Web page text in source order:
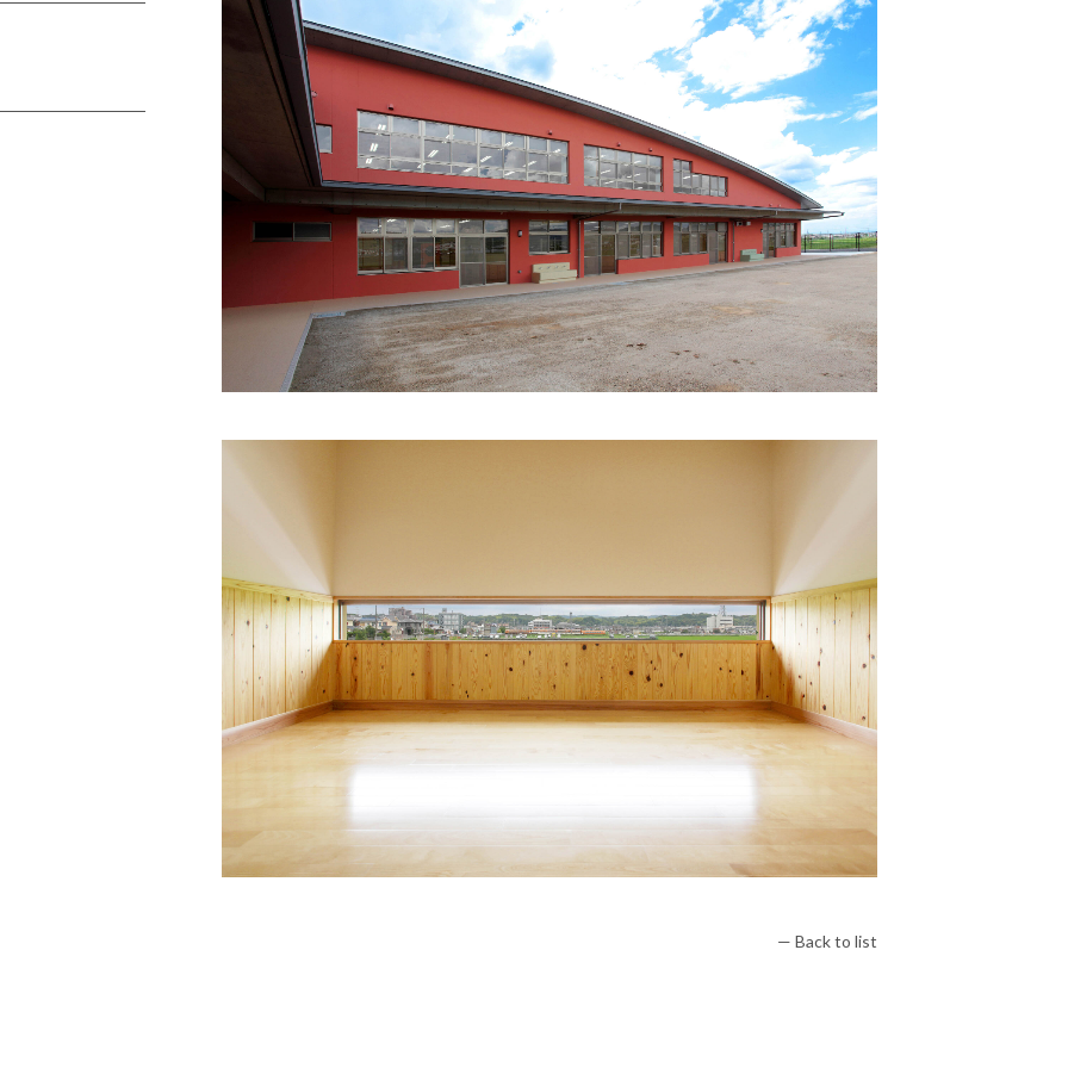
— Back to list